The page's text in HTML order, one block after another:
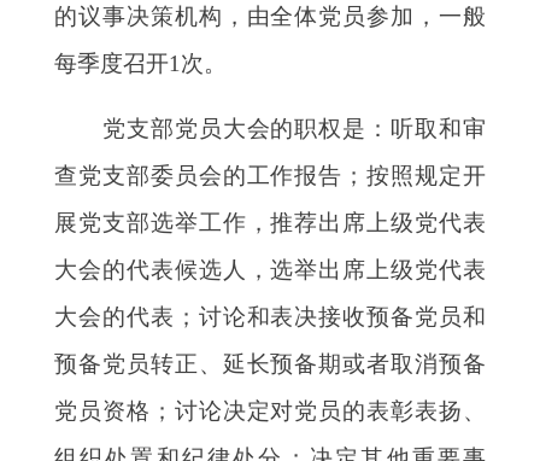
的议事决策机构，由全体党员参加，一般
每季度召开1次。
党支部党员大会的职权是：听取和审
查党支部委员会的工作报告；按照规定开
展党支部选举工作，推荐出席上级党代表
大会的代表候选人，选举出席上级党代表
大会的代表；讨论和表决接收预备党员和
预备党员转正、延长预备期或者取消预备
党员资格；讨论决定对党员的表彰表扬、